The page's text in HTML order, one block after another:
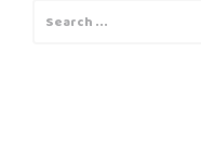
for: